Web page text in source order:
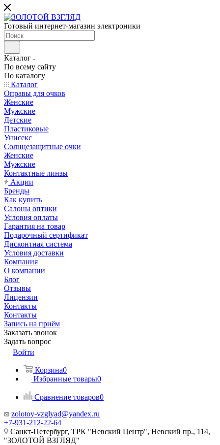
Готовый интернет-магазин электроники
Каталог
По всему сайту
По каталогу
Каталог
Оправы для очков
Женские
Мужские
Детские
Пластиковые
Унисекс
Солнцезащитные очки
Женские
Мужские
Контактные линзы
Акции
Бренды
Как купить
Салоны оптики
Условия оплаты
Гарантия на товар
Подарочный сертификат
Дисконтная система
Условия доставки
Компания
О компании
Блог
Отзывы
Лицензии
Контакты
Контакты
Запись на приём
Заказать звонок
Задать вопрос
Войти
Корзина0
Избранные товары0
Сравнение товаров0
zolotoy-vzglyad@yandex.ru
+7-931-212-22-64
Санкт-Петербург, ТРК "Невский Центр", Невский пр., 114,
"ЗОЛОТОЙ ВЗГЛЯД"